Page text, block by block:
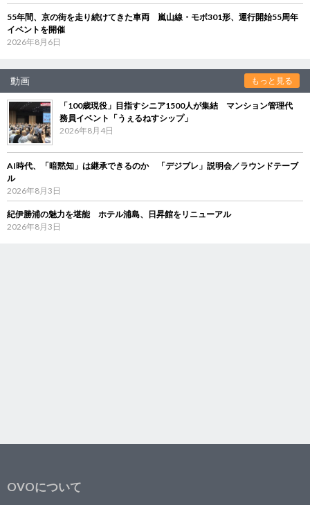
55年間、京の街を走り続けてきた車両 嵐山線・モボ301形、運行開始55周年
イベントを開催
2026年8月6日
動画 もっと見る
「100歳現役」目指すシニア1500人が集結 マンション管理代
務員イベント「うぇるねすシップ」
2026年8月4日
AI時代、「暗黙知」は継承できるのか 「デジブレ」説明会／ラウンドテーブ
ル
2026年8月3日
紀伊勝浦の魅力を堪能 ホテル浦島、日昇館をリニューアル
2026年8月3日
OVOについて